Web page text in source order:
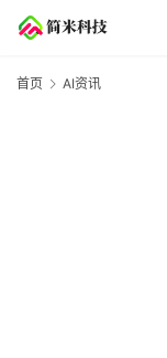
首页 AI资讯